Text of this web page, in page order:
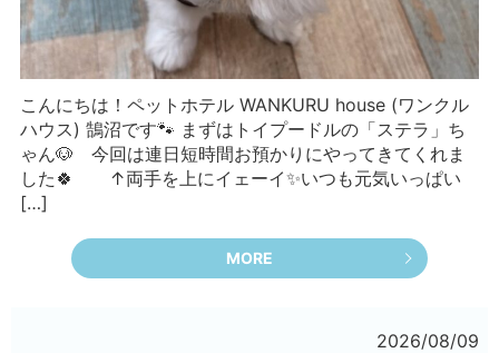
こんにちは！ペットホテル WANKURU house (ワンクル
ハウス) 鵠沼です🐾 まずはトイプードルの「ステラ」ち
ゃん🐶 今回は連日短時間お預かりにやってきてくれま
した🍀 ↑両手を上にイェーイ✨いつも元気いっぱい
[…]
MORE
2026/08/09